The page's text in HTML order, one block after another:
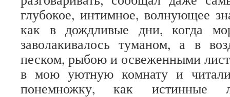
глубокое, интимное, волнующее
как в дождливые дни, когда
заволакивалось туманом, а в
песком, рыбою и освеженными
в мою уютную комнату и
понемножку, как истинные